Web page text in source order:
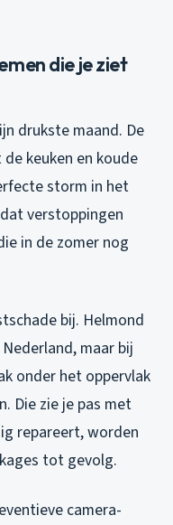
die je ziet
drukste maand. De
keuken en koude
storm in het
verstoppingen
in de zomer nog
bij. Helmond
maar bij
onder het oppervlak
Die zie je pas met
repareert, worden
tot gevolg.
camera-